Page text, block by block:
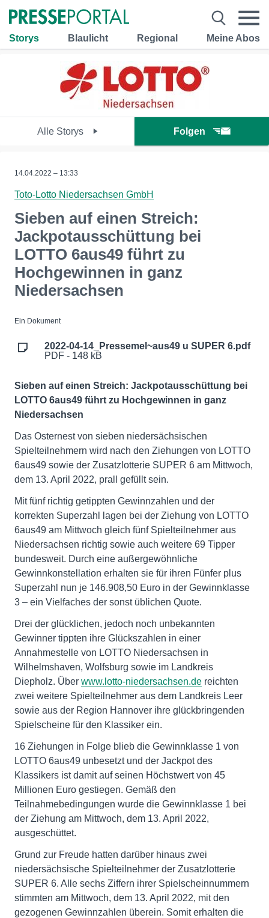
Storys Blaulicht Regional Meine Abos
Alle Storys Folgen
14.04.2022 – 13:33
Toto-Lotto Niedersachsen GmbH
Sieben auf einen Streich:
Jackpotausschüttung bei
LOTTO 6aus49 führt zu
Hochgewinnen in ganz
Niedersachsen
Ein Dokument
2022-04-14_Pressemel~aus49 u SUPER 6.pdf
PDF - 148 kB
Sieben auf einen Streich: Jackpotausschüttung bei
LOTTO 6aus49 führt zu Hochgewinnen in ganz
Niedersachsen
Das Osternest von sieben niedersächsischen
Spielteilnehmern wird nach den Ziehungen von LOTTO
6aus49 sowie der Zusatzlotterie SUPER 6 am Mittwoch,
dem 13. April 2022, prall gefüllt sein.
Mit fünf richtig getippten Gewinnzahlen und der
korrekten Superzahl lagen bei der Ziehung von LOTTO
6aus49 am Mittwoch gleich fünf Spielteilnehmer aus
Niedersachsen richtig sowie auch weitere 69 Tipper
bundesweit. Durch eine außergewöhnliche
Gewinnkonstellation erhalten sie für ihren Fünfer plus
Superzahl nun je 146.908,50 Euro in der Gewinnklasse
3 – ein Vielfaches der sonst üblichen Quote.
Drei der glücklichen, jedoch noch unbekannten
Gewinner tippten ihre Glückszahlen in einer
Annahmestelle von LOTTO Niedersachsen in
Wilhelmshaven, Wolfsburg sowie im Landkreis
Diepholz. Über www.lotto-niedersachsen.de reichten
zwei weitere Spielteilnehmer aus dem Landkreis Leer
sowie aus der Region Hannover ihre glückbringenden
Spielscheine für den Klassiker ein.
16 Ziehungen in Folge blieb die Gewinnklasse 1 von
LOTTO 6aus49 unbesetzt und der Jackpot des
Klassikers ist damit auf seinen Höchstwert von 45
Millionen Euro gestiegen. Gemäß den
Teilnahmebedingungen wurde die Gewinnklasse 1 bei
der Ziehung am Mittwoch, dem 13. April 2022,
ausgeschüttet.
Grund zur Freude hatten darüber hinaus zwei
niedersächsische Spielteilnehmer der Zusatzlotterie
SUPER 6. Alle sechs Ziffern ihrer Spielscheinnummern
stimmten am Mittwoch, dem 13. April 2022, mit den
gezogenen Gewinnzahlen überein. Somit erhalten die